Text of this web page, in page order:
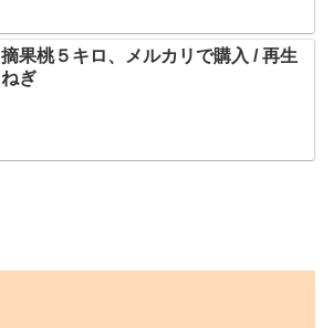
摘果桃５キロ、メルカリで購入 / 再生
ねぎ